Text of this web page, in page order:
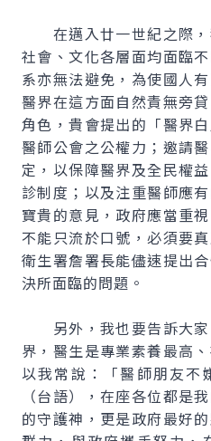
在邁入廿一世紀之際，
社會、文化各層面均面臨
系亦無法避免，為使國人
醫界在這方面自然責無旁
角色，貴會提出的「醫界
醫師公會之公權力；邀請
定，以保障醫界及全民權
診制度；以及注重醫師應
寶貴的意見，政府應當重
不能只流於口號，必須要
衛生署詹署長能儘速提出
決所面臨的問題。
另外，我也要告訴大家
界，醫生是專業素養最高
以我常說：「醫師朋友不
（台語），在座各位都是
的守護神，更是政府最好